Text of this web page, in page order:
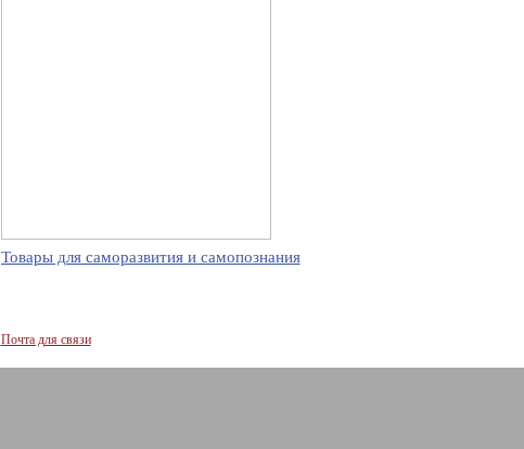
Товары для саморазвития и самопознания
Почта для связи